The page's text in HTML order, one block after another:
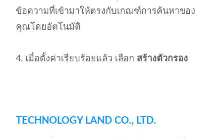
ข้อความที่เข้ามาให้ตรงกับเกณฑ์การค้นหาของ
คุณโดยอัตโนมัติ
4. เมื่อตั้งค่าเรียบร้อยแล้ว เลือก สร้างตัวกรอง
TECHNOLOGY LAND CO., LTD.